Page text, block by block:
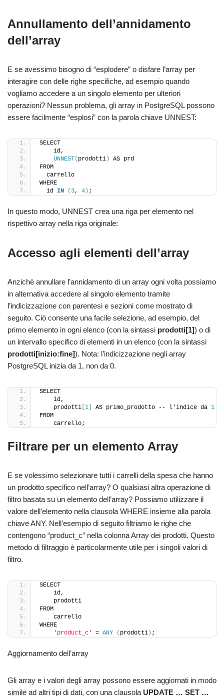
Annullamento dell’annidamento
dell’array
E se avessimo bisogno di “esplodere” o disfare l’array per
interagire con delle righe specifiche, ad esempio quando
vogliamo accedere a un singolo elemento per ulteriori
operazioni? Nessun problema, gli array in PostgreSQL possono
essere facilmente “esplosi” con la parola chiave UNNEST:
SELECT
    id,
UNNEST( prodotti )
AS prd
FROM
  carrello
WHERE
  id
IN ( 3, 4 ) ;
In questo modo, UNNEST crea una riga per elemento nel
rispettivo array nella riga originale:
Accesso agli elementi dell’array
Anzichè annullare l’annidamento di un array ogni volta possiamo
in alternativa accedere al singolo elemento tramite
l’indicizzazione con parentesi e sezioni come mostrato di
seguito. Ciò consente una facile selezione, ad esempio, del
primo elemento in ogni elenco (con la sintassi prodotti[1]) o di
un intervallo specifico di elementi in un elenco (con la sintassi
prodotti[inizio:fine]). Nota: l’indicizzazione negli array
PostgreSQL inizia da 1, non da 0.
SELECT
    id,
    prodotti
1 AS primo_prodotto -- l'indice da 1
FROM
    carrello;
Filtrare per un elemento Array
E se volessimo selezionare tutti i carrelli della spesa che hanno
un prodotto specifico nell’array? O qualsiasi altra operazione di
filtro basata su un elemento dell’array? Possiamo utilizzare il
valore dell’elemento nella clausola WHERE insieme alla parola
chiave ANY. Nell’esempio di seguito filtriamo le righe che
contengono “product_c” nella colonna Array dei prodotti. Questo
metodo di filtraggio è particolarmente utile per i singoli valori di
filtro.
SELECT
    id,
    prodotti
FROM
    carrello
WHERE
'product_c'
= ANY ( prodotti ) ;
Aggiornamento dell’array
Gli array e i valori degli array possono essere aggiornati in modo
simile ad altri tipi di dati, con una clausola UPDATE … SET …